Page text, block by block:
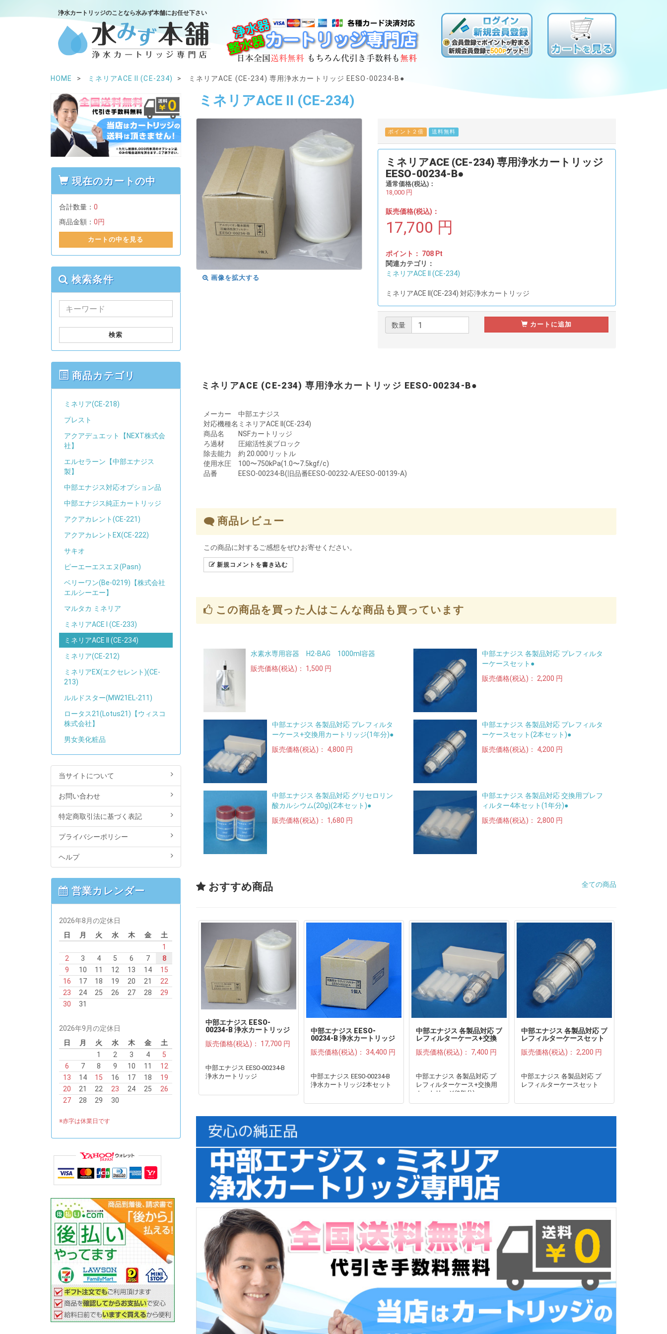
浄水カートリッジのことなら水みず本舗にお任せ下さい
HOME ミネリアACE II (CE-234) ミネリアACE (CE-234) 専用浄水カートリッジ EESO-00234-B●
ミネリアACE II (CE-234)
画像を拡大する
ポイント２倍 送料無料
ミネリアACE (CE-234) 専用浄水カートリッジ
EESO-00234-B●
通常価格(税込)：
18,000 円
販売価格(税込)：
17,700 円
ポイント： 708 Pt
関連カテゴリ：
ミネリアACE II (CE-234)
ミネリアACE II(CE-234) 対応浄水カートリッジ
数量 カートに追加
ミネリアACE (CE-234) 専用浄水カートリッジ EESO-00234-B●
メーカー
中部エナジス
対応機種名 ミネリアACE II(CE-234)
商品名
NSFカートリッジ
ろ過材
圧縮活性炭ブロック
除去能力
約 20.000リットル
使用水圧
100〜750kPa(1.0〜7.5kgf/c)
品番
EESO-00234-B(旧品番EESO-00232-A/EESO-00139-A)
商品レビュー
この商品に対するご感想をぜひお寄せください。
新規コメントを書き込む
この商品を買った人はこんな商品も買っています
水素水専用容器 H2-BAG 1000ml容器
販売価格(税込)：
1,500 円
中部エナジス 各製品対応 プレフィルタ
ーケースセット●
販売価格(税込)：
2,200 円
中部エナジス 各製品対応 プレフィルタ
ーケース+交換用カートリッジ(1年分)●
販売価格(税込)：
4,800 円
中部エナジス 各製品対応 プレフィルタ
ーケースセット(2本セット)●
販売価格(税込)：
4,200 円
中部エナジス 各製品対応 グリセロリン
酸カルシウム(20g)(2本セット)●
販売価格(税込)：
1,680 円
中部エナジス 各製品対応 交換用プレフ
ィルター4本セット(1年分)●
販売価格(税込)：
2,800 円
おすすめ商品 全ての商品
中部エナジス EESO-
00234-B 浄水カートリッジ
販売価格(税込)： 17,700 円
中部エナジス EESO-00234-B
浄水カートリッジ
中部エナジス EESO-
00234-B 浄水カートリッジ
販売価格(税込)： 34,400 円
中部エナジス EESO-00234-B
浄水カートリッジ2本セット
中部エナジス 各製品対応 プ
レフィルターケース+交換
販売価格(税込)： 7,400 円
中部エナジス 各製品対応 プ
レフィルターケース+交換用
カートリッジ(2年分)
中部エナジス 各製品対応 プ
レフィルターケースセット
販売価格(税込)： 2,200 円
中部エナジス 各製品対応 プ
レフィルターケースセット
現在のカートの中
合計数量： 0
商品金額： 0円
カートの中を見る
検索条件
検索
商品カテゴリ
ミネリア(CE-218)
プレスト
アクアデュエット【NEXT株式会
社】
エルセラーン【中部エナジス
製】
中部エナジス対応オプション品
中部エナジス純正カートリッジ
アクアカレント(CE-221)
アクアカレントEX(CE-222)
サキオ
ピーエーエスエヌ(Pasn)
ベリーワン(Be-0219)【株式会社
エルシーエー】
マルタカ ミネリア
ミネリアACE I (CE-233)
ミネリアACE II (CE-234)
ミネリア(CE-212)
ミネリアEX(エクセレント)(CE-
213)
ルルドスター(MW21EL-211)
ロータス21(Lotus21)【ウィスコ
株式会社】
男女美化粧品
当サイトについて
お問い合わせ
特定商取引法に基づく表記
プライバシーポリシー
ヘルプ
営業カレンダー
2026年8月の定休日
日
月 火 水 木 金
土
1
2
3 4 5 6 7
8
9
10 11 12 13 14
15
16
17 18 19 20 21
22
23
24 25 26 27 28
29
30
31
2026年9月の定休日
日
月 火 水 木 金
土
1
2 3 4
5
6
7 8 9 10 11
12
13
14 15 16 17 18
19
20
21 22 23 24 25
26
27
28 29 30
※赤字は休業日です